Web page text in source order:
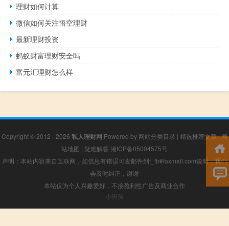
理财如何计算
微信如何关注悟空理财
最新理财投资
蚂蚁财富理财安全吗
富元汇理财怎么样
Copyright © 2012 - 2026 私人理财网 Powered by 网站分类目录 | 精选推荐文章|网
站地图 | 疑难解答 湘ICP备05004575号
声明：本站内容来自互联网，如信息有错误可发邮件到f_fb#foxmail.com说明，我们
会及时纠正，谢谢
本站仅为个人兴趣爱好，不接盈利性广告及商业合作
小男孩